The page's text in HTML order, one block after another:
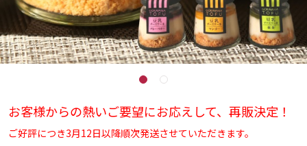
お客様からの熱いご要望にお応えして、再販決定！
ご好評につき3月12日以降順次発送させていただきます。